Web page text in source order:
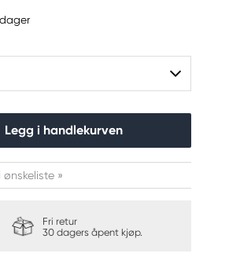
Legg i handlekurven
ønskeliste »
Fri retur
30 dagers åpent kjøp.